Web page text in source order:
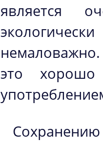
является
это хорошо